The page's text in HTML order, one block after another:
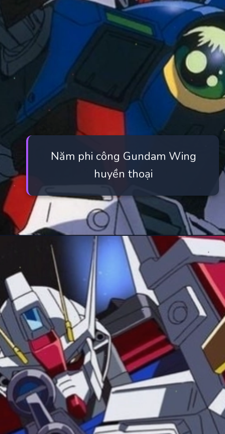
Năm phi công Gundam Wing
huyền thoại
Đang mở